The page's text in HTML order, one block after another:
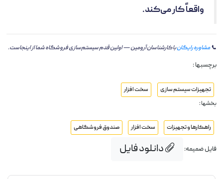
واقعاً کار می‌کند.
📞مشاوره رایگانبا کارشناسان آرومین — اولین قدم سیستم‌سازی فروشگاه شما از اینجاست.
برچسبها :
تجهیزات سیستم سازی
سخت افزار
بخشها :
راهکارها و تجهیزات سخت افزار صندوق فروشگاهی
فایل ضمیمه: دانلود فایل